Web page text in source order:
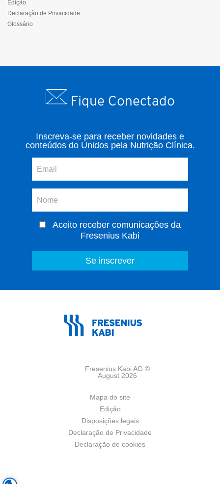
Edição
Declaração de Privacidade
Glossário
Fique Conectado
Inscreva-se para receber novidades e
conteúdos do Unidos pela Nutrição Clínica.
Aceito receber comunicações da
Fresenius Kabi
Fresenius Kabi AG ©
August 2026
Mapa do site
Edição
Disposições legais
Declaração de Privacidade
Declaração de cookies